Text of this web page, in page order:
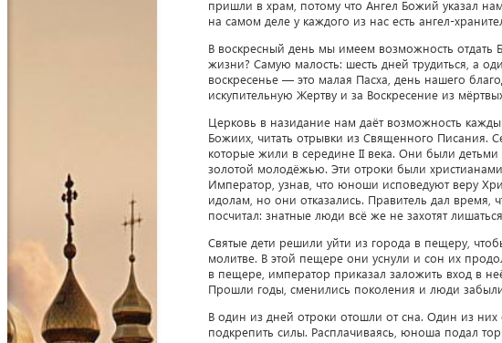
пришли в храм, потому что Ангел Божий указал
на самом деле у каждого из нас есть ангел-
В воскресный день мы имеем возможность отдать
жизни? Самую малость: шесть дней трудиться, а
воскресенье — это малая Пасха, день нашего
искупительную Жертву и за Воскресение из
Церковь в назидание нам даёт возможность
Божиих, читать отрывки из Священного Писания.
которые жили в середине II века. Они были детьми
золотой молодёжью. Эти отроки были
Император, узнав, что юноши исповедуют веру
идолам, но они отказались. Правитель дал время,
посчитал: знатные люди всё же не захотят
Святые дети решили уйти из города в пещеру,
молитве. В этой пещере они уснули и сон их
в пещере, император приказал заложить вход в
Прошли годы, сменились поколения и люди
В один из дней отроки отошли от сна. Один из
подкрепить силы. Расплачиваясь, юноша подал